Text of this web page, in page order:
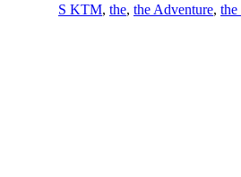
S KTM, the, the Adventure, the